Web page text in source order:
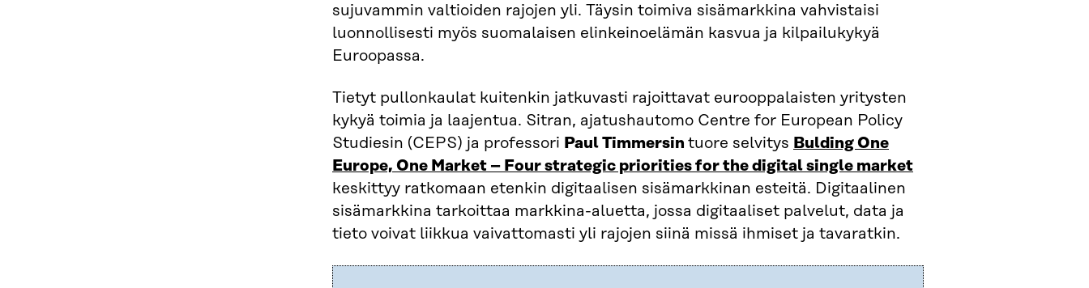
sujuvammin valtioiden rajojen yli. Täysin toimiva sisämarkkina vahvistaisi
luonnollisesti myös suomalaisen elinkeinoelämän kasvua ja kilpailukykyä
Euroopassa.
Tietyt pullonkaulat kuitenkin jatkuvasti rajoittavat eurooppalaisten yritysten
kykyä toimia ja laajentua. Sitran, ajatushautomo Centre for European Policy
Studiesin (CEPS) ja professori Paul Timmersin tuore selvitys Bulding One
Europe, One Market – Four strategic priorities for the digital single market
keskittyy ratkomaan etenkin digitaalisen sisämarkkinan esteitä. Digitaalinen
sisämarkkina tarkoittaa markkina-aluetta, jossa digitaaliset palvelut, data ja
tieto voivat liikkua vaivattomasti yli rajojen siinä missä ihmiset ja tavaratkin.